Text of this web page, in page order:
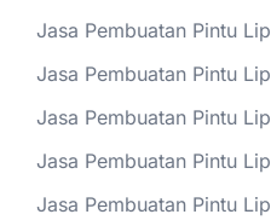
Jasa Pembuatan Pintu
Jasa Pembuatan Pintu
Jasa Pembuatan Pintu
Jasa Pembuatan Pintu
Jasa Pembuatan Pintu